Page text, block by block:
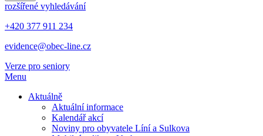
rozšířené vyhledávání
+420 377 911 234
evidence@obec-line.cz
Verze pro seniory
Menu
Aktuálně
Aktuální informace
Kalendář akcí
Noviny pro obyvatele Líní a Sulkova